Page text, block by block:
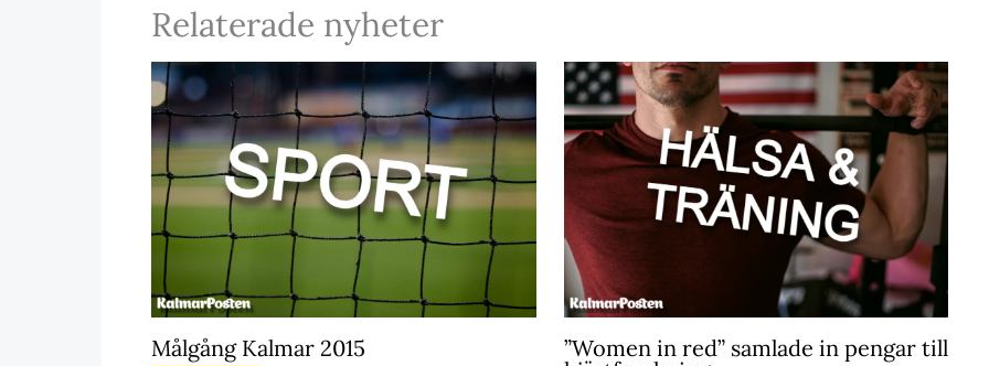
Relaterade nyheter
Målgång Kalmar 2015
”Women in red” samlade in pengar till